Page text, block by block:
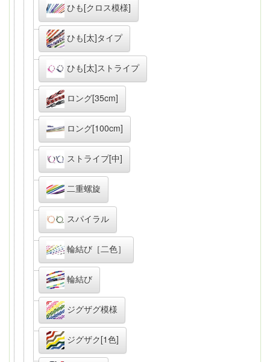
ひも[クロス模様]
ひも[太]タイプ
ひも[太]ストライプ
ロング[35cm]
ロング[100cm]
ストライプ[中]
二重螺旋
スパイラル
輪結び［二色］
輪結び
ジグザグ模様
ジグザク[1色]